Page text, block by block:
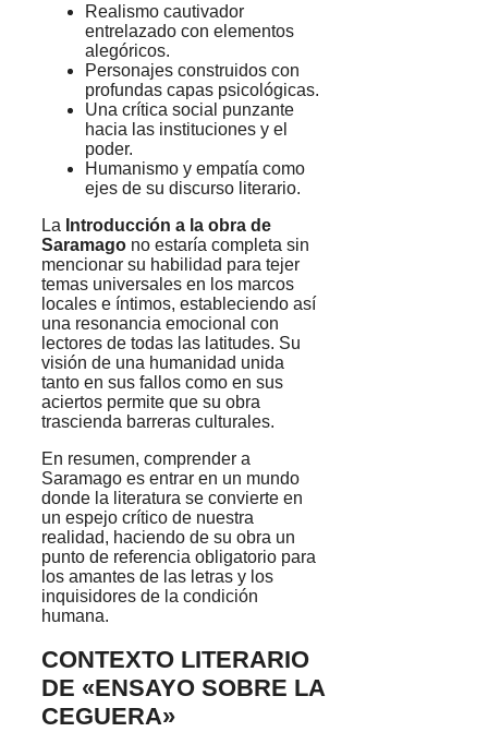
Realismo cautivador
entrelazado con elementos
alegóricos.
Personajes construidos con
profundas capas psicológicas.
Una crítica social punzante
hacia las instituciones y el
poder.
Humanismo y empatía como
ejes de su discurso literario.
La Introducción a la obra de
Saramago no estaría completa sin
mencionar su habilidad para tejer
temas universales en los marcos
locales e íntimos, estableciendo así
una resonancia emocional con
lectores de todas las latitudes. Su
visión de una humanidad unida
tanto en sus fallos como en sus
aciertos permite que su obra
trascienda barreras culturales.
En resumen, comprender a
Saramago es entrar en un mundo
donde la literatura se convierte en
un espejo crítico de nuestra
realidad, haciendo de su obra un
punto de referencia obligatorio para
los amantes de las letras y los
inquisidores de la condición
humana.
CONTEXTO LITERARIO
DE «ENSAYO SOBRE LA
CEGUERA»